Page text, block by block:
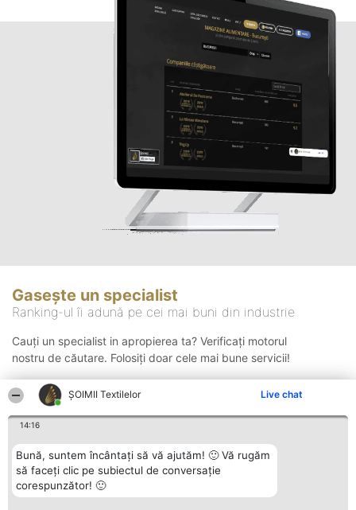
ȘOIMII Textilelor Live chat
14:16
Bună, suntem încântați să vă ajutăm! 🙂 Vă rugăm
să faceți clic pe subiectul de conversație
corespunzător! 🙂
Gasește un specialist
Ranking-ul îi adună pe cei mai buni din industrie
Cauți un specialist in apropierea ta? Verificați motorul
nostru de căutare. Folosiți doar cele mai bune servicii!